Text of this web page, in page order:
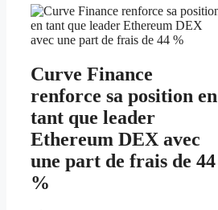
Curve Finance
renforce sa position en
tant que leader
Ethereum DEX avec
une part de frais de 44
%